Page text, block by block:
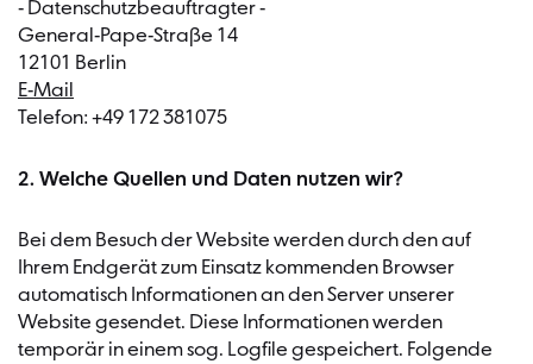
- Datenschutzbeauftragter -
General-Pape-Straße 14
12101 Berlin
E-Mail
Telefon: +49 172 381075
2. Welche Quellen und Daten nutzen wir?
Bei dem Besuch der Website werden durch den auf
Ihrem Endgerät zum Einsatz kommenden Browser
automatisch Informationen an den Server unserer
Website gesendet. Diese Informationen werden
temporär in einem sog. Logfile gespeichert. Folgende